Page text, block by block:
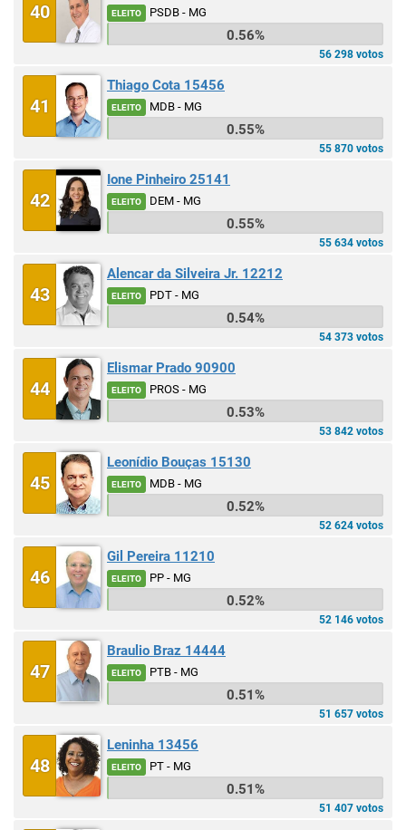
40 ELEITO PSDB - MG
0.56%
56 298 votos
41
Thiago Cota 15456
ELEITO MDB - MG
0.55%
55 870 votos
42
Ione Pinheiro 25141
ELEITO DEM - MG
0.55%
55 634 votos
43
Alencar da Silveira Jr. 12212
ELEITO PDT - MG
0.54%
54 373 votos
44
Elismar Prado 90900
ELEITO PROS - MG
0.53%
53 842 votos
45
Leonídio Bouças 15130
ELEITO MDB - MG
0.52%
52 624 votos
46
Gil Pereira 11210
ELEITO PP - MG
0.52%
52 146 votos
47
Braulio Braz 14444
ELEITO PTB - MG
0.51%
51 657 votos
48
Leninha 13456
ELEITO PT - MG
0.51%
51 407 votos